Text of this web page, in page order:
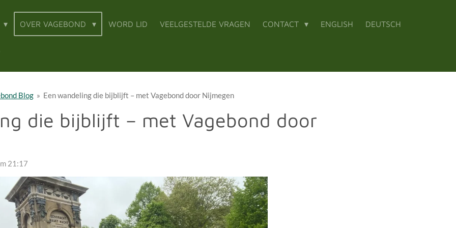
OVER VAGEBOND WORD LID VEELGESTELDE VRAGEN CONTACT ENGLISH DEUTSCH
Blog » Een wandeling die bijblijft – met Vagebond door Nijmegen
die bijblijft – met Vagebond door
21:17